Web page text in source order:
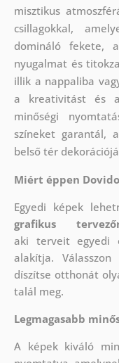
misztikus
csillagokkal,
domináló fekete,
nyugalmat és
illik a nappaliba
a kreativitást és
minőségi
színeket garantál,
belső tér
Miért éppen
Egyedi képek
grafikus
aki terveit egyedi
alakítja.
díszítse otthonát
talál meg.
Legmagasabb
A képek kiváló